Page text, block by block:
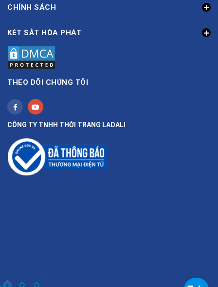
CHÍNH SÁCH
KÉT SẮT HÒA PHÁT
THEO DÕI CHÚNG TÔI
CÔNG TY TNHH THỜI TRANG LADALI